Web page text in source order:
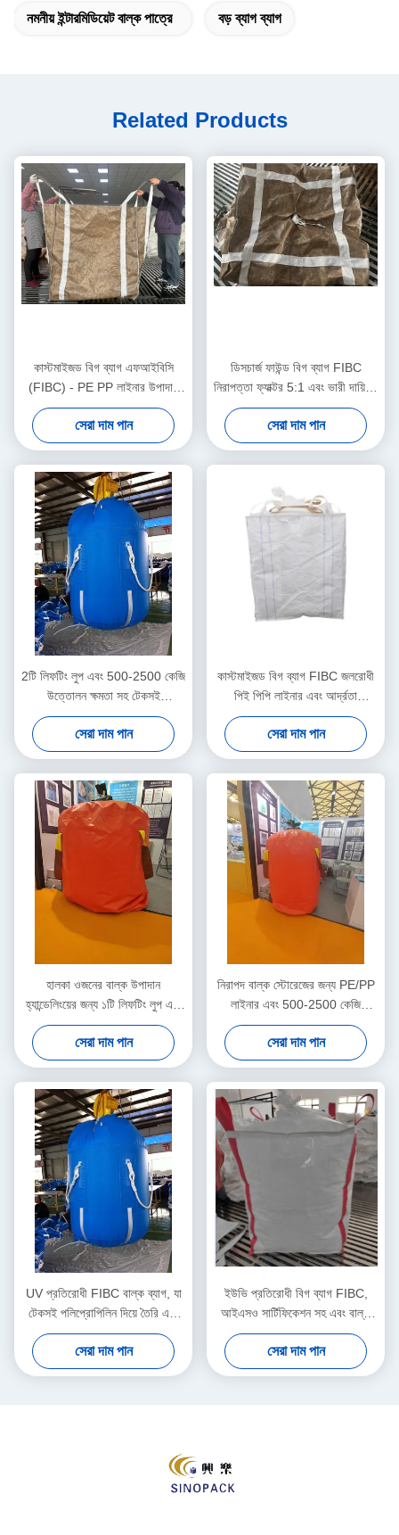
নমনীয় ইন্টারমিডিয়েট বাল্ক পাত্রে বড় ব্যাগ ব্যাগ
Related Products
কাস্টমাইজড বিগ ব্যাগ এফআইবিসি
(FIBC) - PE PP লাইনার উপাদান
এবং বহুমুখী ব্যবহারের জন্য সাধারণ
ডিসচার্জ স্পাউট সহ
সেরা দাম পান
ডিসচার্জ ফাউন্ড বিগ ব্যাগ FIBC
নিরাপত্তা ফ্যাক্টর 5:1 এবং ভারী দায়িত্ব
উপাদান হ্যান্ডলিং জন্য UV প্রতিরোধী
লেপ সঙ্গে
সেরা দাম পান
2টি লিফটিং লুপ এবং 500-2500 কেজি
উত্তোলন ক্ষমতা সহ টেকসই
পলিপ্রোপিলিন দিয়ে তৈরি বড় ব্যাগ
FIBC
সেরা দাম পান
কাস্টমাইজড বিগ ব্যাগ FIBC জলরোধী
পিই পিপি লাইনার এবং আর্দ্রতা
সংবেদনশীল পণ্যগুলির জন্য ইউভি
প্রতিরোধী লেপ সহ
সেরা দাম পান
হালকা ওজনের বাল্ক উপাদান
হ্যান্ডেলিংয়ের জন্য ১টি লিফটিং লুপ এবং
UV প্রতিরোধী কোটিং সহ ওপেন টপ বিগ
ব্যাগ FIBC
সেরা দাম পান
নিরাপদ বাল্ক স্টোরেজের জন্য PE/PP
লাইনার এবং 500-2500 কেজি
উত্তোলন ক্ষমতা সহ UV প্রতিরোধী বিগ
ব্যাগ FIBC
সেরা দাম পান
UV প্রতিরোধী FIBC বাল্ক ব্যাগ, যা
টেকসই পলিপ্রোপিলিন দিয়ে তৈরি এবং
উত্তোলন ক্ষমতা ৫০০ থেকে ২৫০০
কেজি
সেরা দাম পান
ইউভি প্রতিরোধী বিগ ব্যাগ FIBC,
আইএসও সার্টিফিকেশন সহ এবং বাল্ক
উপাদান হ্যান্ডলিংয়ের জন্য ৫০০-২৫০০
কেজি উত্তোলন ক্ষমতা
সেরা দাম পান